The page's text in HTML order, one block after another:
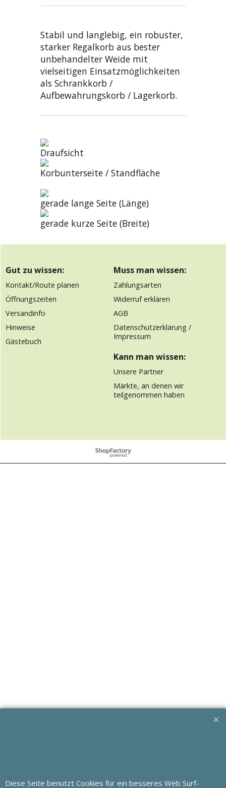
Stabil und langlebig, ein robuster,
starker Regalkorb aus bester
unbehandelter Weide mit
vielseitigen Einsatzmöglichkeiten
als Schrankkorb /
Aufbewahrungskorb / Lagerkorb.
Draufsicht
Korbunterseite / Standfläche
gerade lange Seite (Länge)
gerade kurze Seite (Breite)
Gut zu wissen:
Kontakt/Route planen
Öffnungszeiten
Versandinfo
Hinweise
Gästebuch
Muss man wissen:
Zahlungsarten
Widerruf erklären
AGB
Datenschutzerklärung /
Impressum
Kann man wissen:
Unsere Partner
Märkte, an denen wir
teilgenommen haben
WebShop erstellt mit
ShopFactory Shop
Diese Seite benutzt Cookies für ein besseres Web Surf-